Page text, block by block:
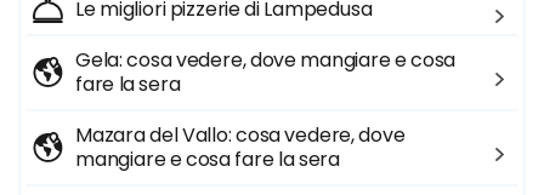
Le migliori pizzerie di Lampedusa
Gela: cosa vedere, dove mangiare e cosa
fare la sera
Mazara del Vallo: cosa vedere, dove
mangiare e cosa fare la sera